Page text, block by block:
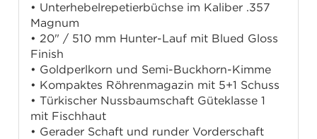
• Unterhebelrepetierbüchse im Kaliber .357
Magnum
• 20" / 510 mm Hunter-Lauf mit Blued Gloss
Finish
• Goldperlkorn und Semi-Buckhorn-Kimme
• Kompaktes Röhrenmagazin mit 5+1 Schuss
• Türkischer Nussbaumschaft Güteklasse 1
mit Fischhaut
• Gerader Schaft und runder Vorderschaft